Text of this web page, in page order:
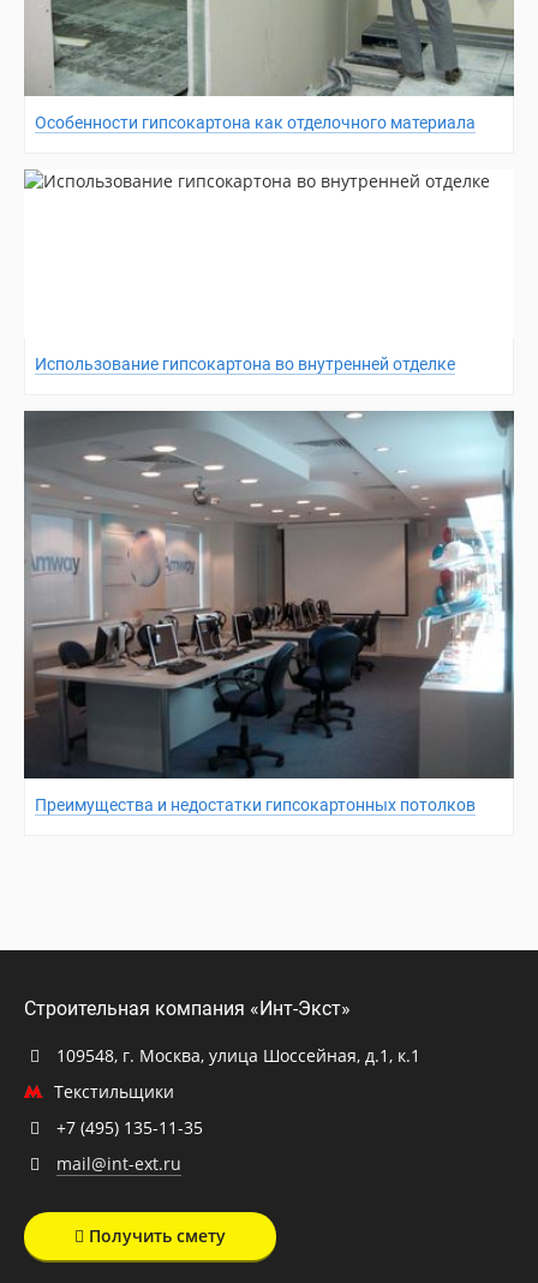
Особенности гипсокартона как отделочного материала
Использование гипсокартона во внутренней отделке
Преимущества и недостатки гипсокартонных потолков
Строительная компания «Инт-Экст»
109548, г. Москва, улица Шоссейная, д.1, к.1
Текстильщики
+7 (495) 135-11-35
mail@int-ext.ru
Получить смету